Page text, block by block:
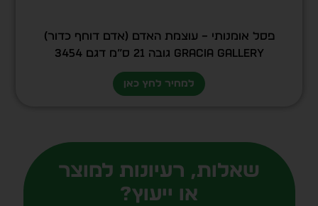
פסל אומנותי – עוצמת האדם (אדם דוחף כדור)
GRACIA GALLERY גובה 21 ס”מ דגם 3454
למחיר לחץ כאן
שאלות, רעיונות למוצר
או ייעוץ?